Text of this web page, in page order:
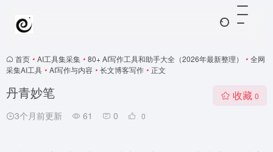
首页 • AI工具集采集 • 80+ AI写作工具和助手大全（2026年最新整理） • 全网
采集AI工具 • AI写作与内容 • 长文博客写作 • 正文
丹青妙笔
3个月前更新 61 0 0
收藏 0